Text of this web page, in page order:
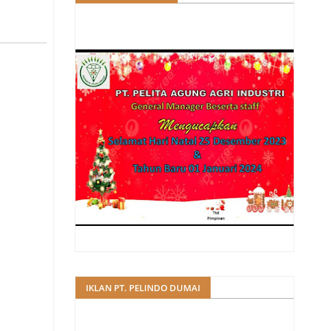
IKLAN PT. PELINDO DUMAI